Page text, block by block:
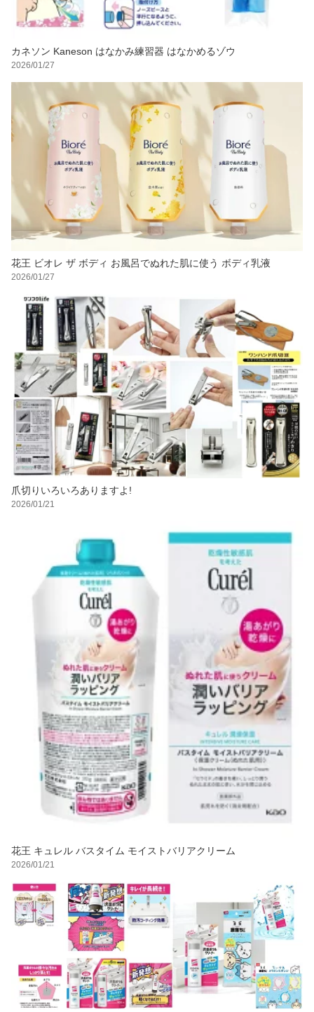
カネソン Kaneson はなかみ練習器 はなかめるゾウ
2026/01/27
花王 ビオレ ザ ボディ お風呂でぬれた肌に使う ボディ乳液
2026/01/27
爪切りいろいろありますよ!
2026/01/21
花王 キュレル バスタイム モイストバリアクリーム
2026/01/21